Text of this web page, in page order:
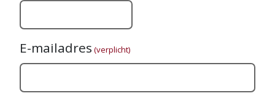
E-mailadres (verplicht)